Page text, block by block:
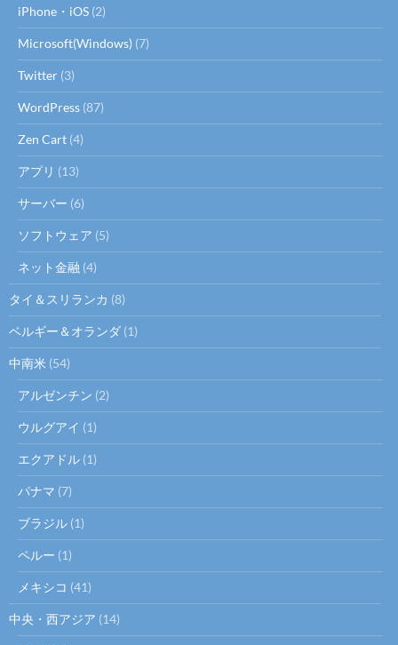
iPhone・iOS (2)
Microsoft(Windows) (7)
Twitter (3)
WordPress (87)
Zen Cart (4)
アプリ (13)
サーバー (6)
ソフトウェア (5)
ネット金融 (4)
タイ＆スリランカ (8)
ベルギー＆オランダ (1)
中南米 (54)
アルゼンチン (2)
ウルグアイ (1)
エクアドル (1)
パナマ (7)
ブラジル (1)
ペルー (1)
メキシコ (41)
中央・西アジア (14)